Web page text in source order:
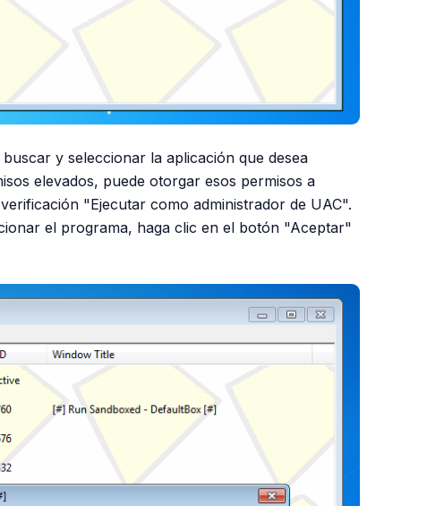
y seleccionar la aplicación que desea
elevados, puede otorgar esos permisos a
"Ejecutar como administrador de UAC".
el programa, haga clic en el botón "Aceptar"